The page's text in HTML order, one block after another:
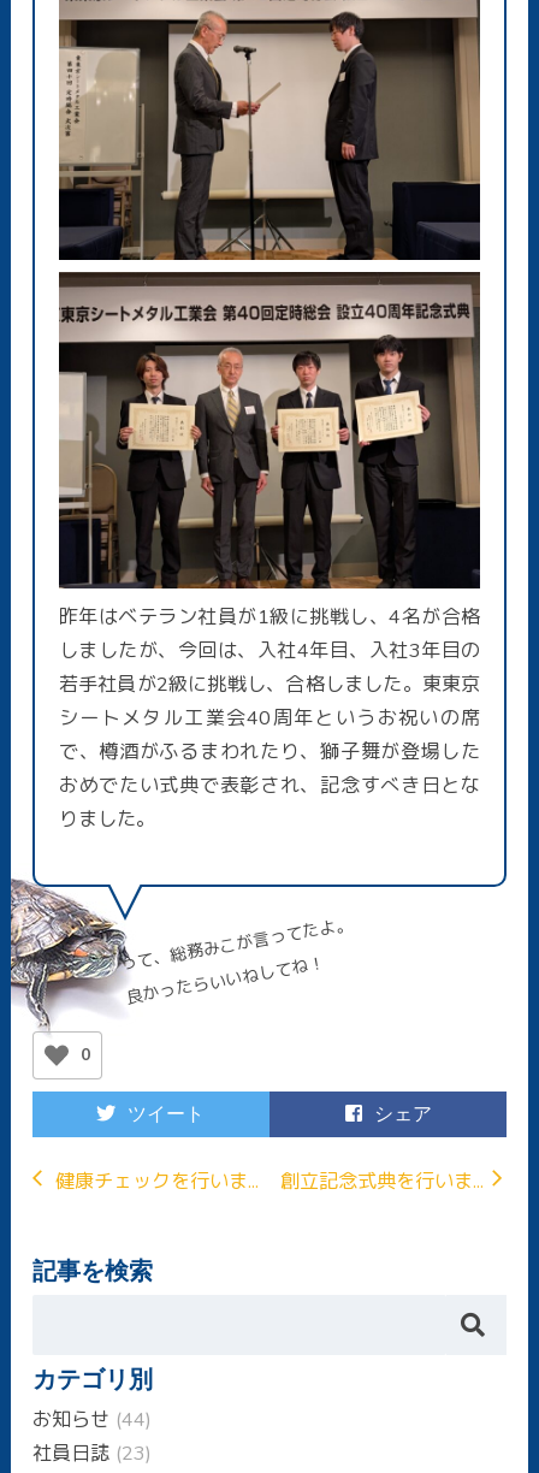
昨年はベテラン社員が1級に挑戦し、4名が合格
しましたが、今回は、入社4年目、入社3年目の
若手社員が2級に挑戦し、合格しました。東東京
シートメタル工業会40周年というお祝いの席
で、樽酒がふるまわれたり、獅子舞が登場した
おめでたい式典で表彰され、記念すべき日とな
りました。
って、総務みこが言ってたよ。
良かったらいいねしてね！
0
ツイート シェア
健康チェックを行いま... 創立記念式典を行いま...
記事を検索
カテゴリ別
お知らせ (44)
社員日誌 (23)